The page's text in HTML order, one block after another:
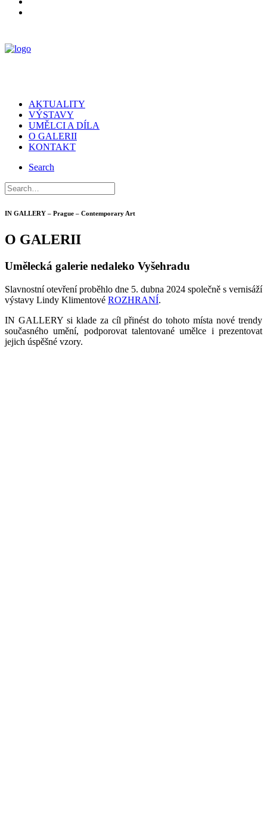
AKTUALITY
VÝSTAVY
UMĚLCI A DÍLA
O GALERII
KONTAKT
Search
IN GALLERY – Prague – Contemporary Art
O GALERII
Umělecká galerie nedaleko Vyšehradu
Slavnostní otevření proběhlo dne 5. dubna 2024 společně s vernisáží
výstavy Lindy Klimentové ROZHRANÍ.
IN GALLERY si klade za cíl přinést do tohoto místa nové trendy
současného umění, podporovat talentované umělce i prezentovat
jejich úspěšné vzory.